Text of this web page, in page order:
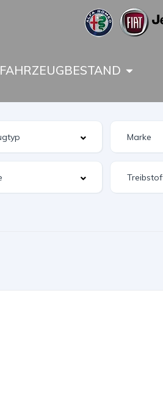
FAHRZEUGBESTAND